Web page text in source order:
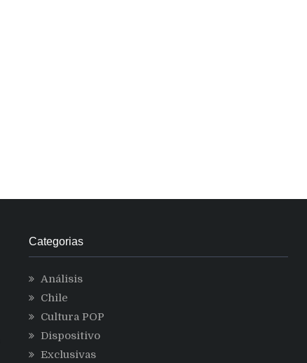
Categorias
Análisis
Chile
Cultura POP
Dispositivo
Exclusivas